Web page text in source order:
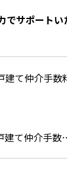
サポートい
建て仲介手数